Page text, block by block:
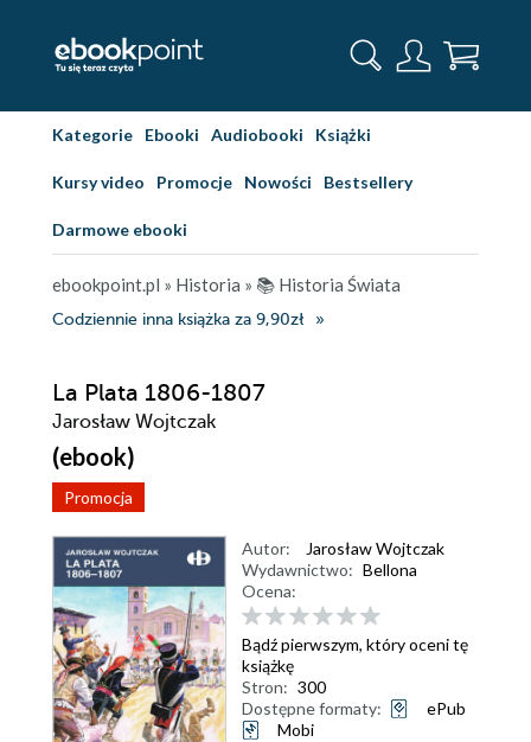
Kategorie Ebooki Audiobooki Książki
Kursy video Promocje Nowości Bestsellery
Darmowe ebooki
ebookpoint.pl » Historia » 📚 Historia Świata
Codziennie inna książka za 9,90zł
La Plata 1806-1807
Jarosław Wojtczak
(ebook)
Promocja
Autor:
Jarosław Wojtczak
Wydawnictwo: Bellona
Ocena:
Bądź pierwszym, który oceni tę
książkę
Stron: 300
Dostępne formaty:
ePub
Mobi